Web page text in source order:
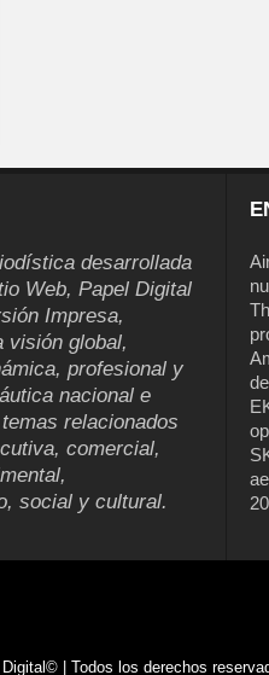
desarrollada
Web, Papel Digital
Impresa,
visión global,
profesional y
nacional e
relacionados
comercial,
social y cultural.
| Todos los derechos